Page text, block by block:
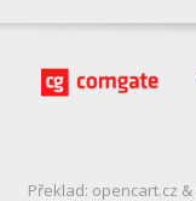
Překlad: opencart.cz &